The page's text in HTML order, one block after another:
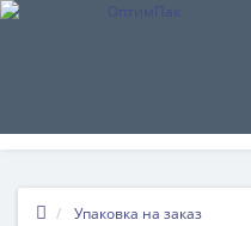
Упаковка на заказ